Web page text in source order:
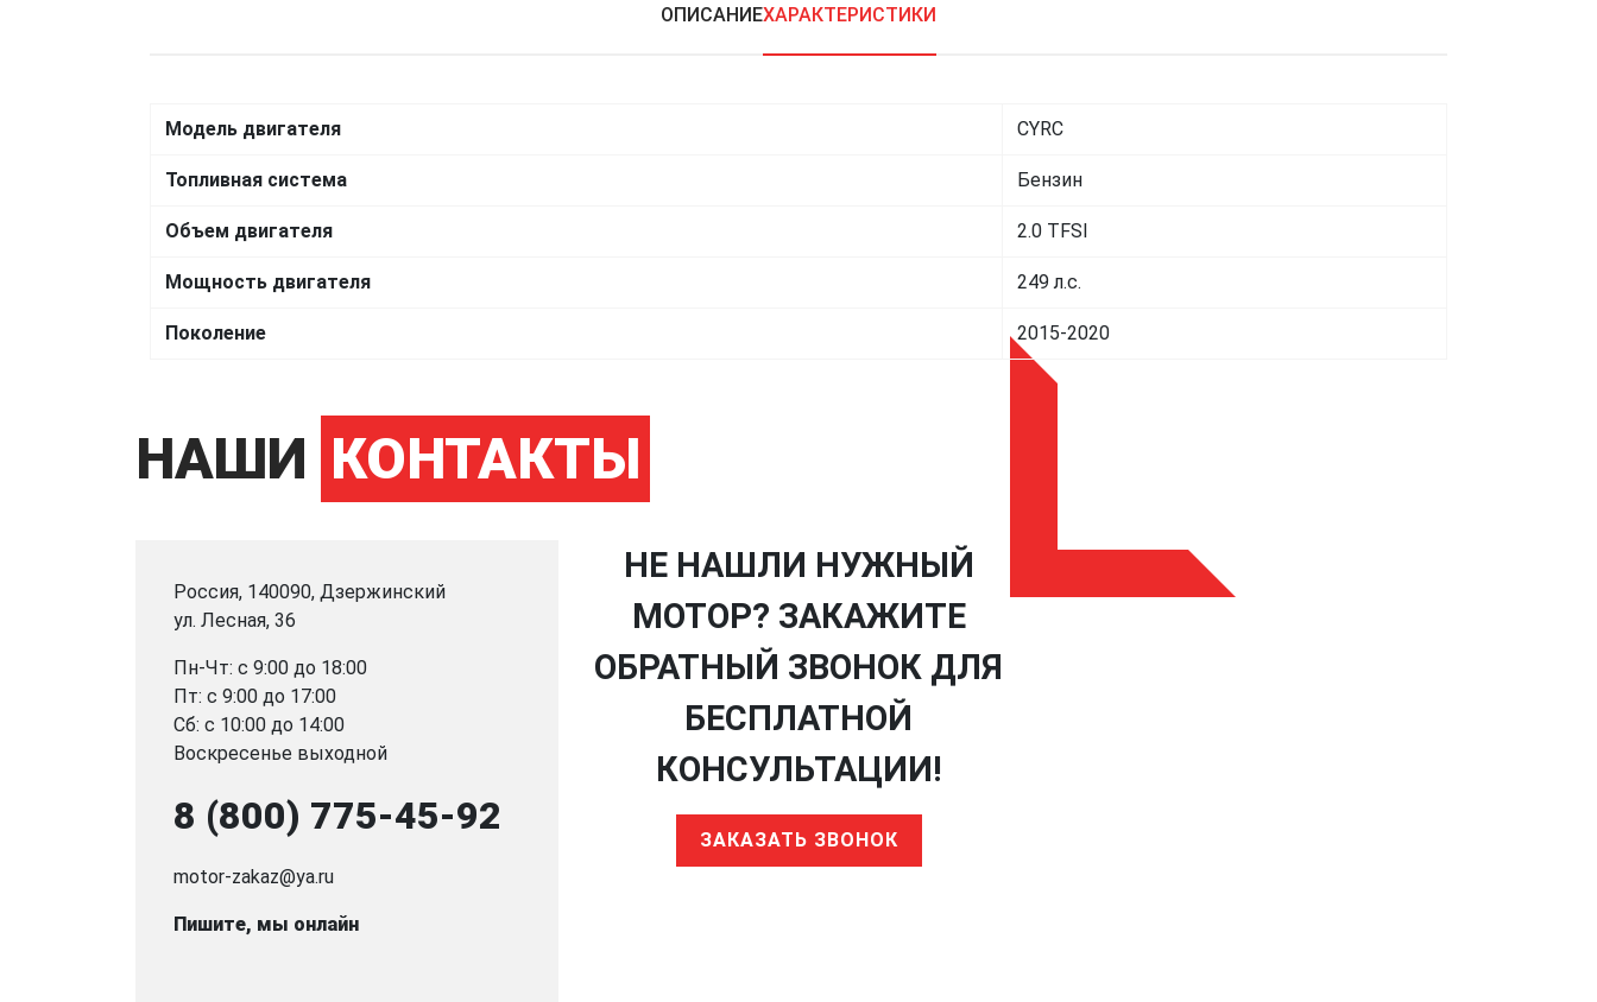
ОПИСАНИЕХАРАКТЕРИСТИКИ
Модель двигателя CYRC
Топливная система Бензин
Объем двигателя 2.0 TFSI
Мощность двигателя 249 л.с.
Поколение 2015-2020
НАШИ КОНТАКТЫ
Россия, 140090, Дзержинский
ул. Лесная, 36
Пн-Чт: с 9:00 до 18:00
Пт: с 9:00 до 17:00
Сб: с 10:00 до 14:00
Воскресенье выходной
8 (800) 775-45-92
motor-zakaz@ya.ru
Пишите, мы онлайн
НЕ НАШЛИ НУЖНЫЙ
МОТОР? ЗАКАЖИТЕ
ОБРАТНЫЙ ЗВОНОК ДЛЯ
БЕСПЛАТНОЙ
КОНСУЛЬТАЦИИ!
ЗАКАЗАТЬ ЗВОНОК